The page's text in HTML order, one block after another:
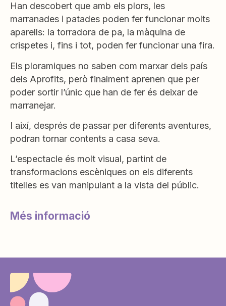
Han descobert que amb els plors, les
marranades i patades poden fer funcionar molts
aparells: la torradora de pa, la màquina de
crispetes i, fins i tot, poden fer funcionar una fira.
Els ploramiques no saben com marxar dels país
dels Aprofits, però finalment aprenen que per
poder sortir l’únic que han de fer és deixar de
marranejar.
I així, després de passar per diferents aventures,
podran tornar contents a casa seva.
L’espectacle és molt visual, partint de
transformacions escèniques on els diferents
titelles es van manipulant a la vista del públic.
Més informació